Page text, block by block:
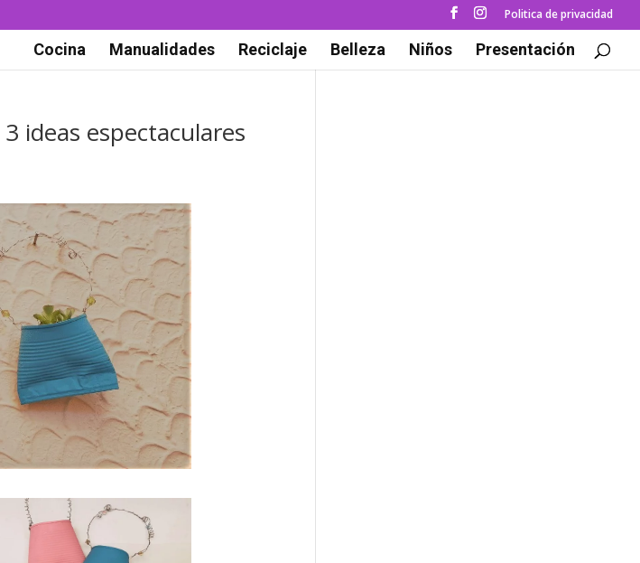
Politica de privacidad
Cocina Manualidades Reciclaje Belleza Niños Presentación
ideas espectaculares